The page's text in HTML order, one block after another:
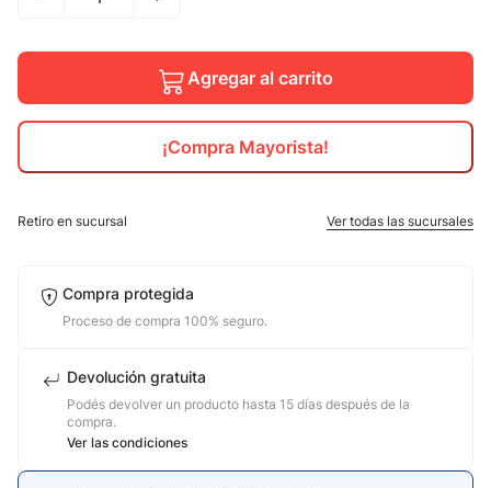
Agregar al carrito
¡Compra Mayorista!
Retiro en sucursal Ver todas las sucursales
Compra protegida
Proceso de compra 100% seguro.
Devolución gratuita
Podés devolver un producto hasta 15 días después de la
compra.
Ver las condiciones